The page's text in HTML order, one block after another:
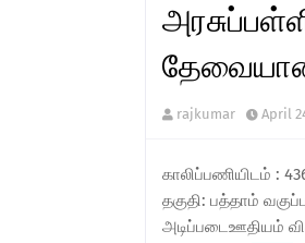
தேவையான
rajkumar April
காலிப்பணியிடம் :
தகுதி: பத்தாம்
அடிப்படைஊதியம்